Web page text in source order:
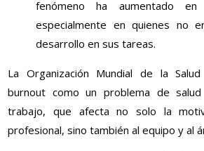
fenómeno ha aumentado
especialmente en quienes no
desarrollo en sus tareas.
La Organización Mundial de la
burnout como un problema de
trabajo, que afecta no solo la
profesional, sino también al equipo y al